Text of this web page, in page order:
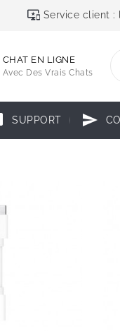
important_devices Service client :
CHAT EN LIGNE
Avec Des Vrais Chats
SUPPORT send